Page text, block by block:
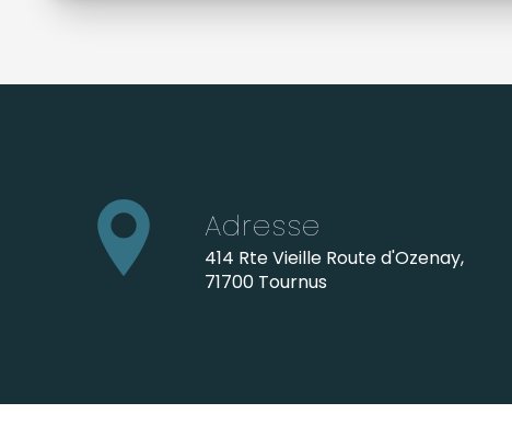
Adresse
414 Rte Vieille Route d'Ozenay,
71700 Tournus